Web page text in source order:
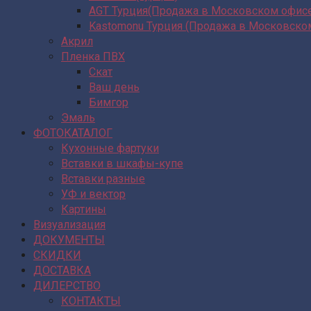
AGT Турция(Продажа в Московском
Kastomonu Турция (Продажа в
Акрил
Пленка ПВХ
Скат
Ваш день
Бимгор
Эмаль
ФОТОКАТАЛОГ
Кухонные фартуки
Вставки в шкафы-купе
Вставки разные
УФ и вектор
Картины
Визуализация
ДОКУМЕНТЫ
СКИДКИ
ДОСТАВКА
ДИЛЕРСТВО
КОНТАКТЫ